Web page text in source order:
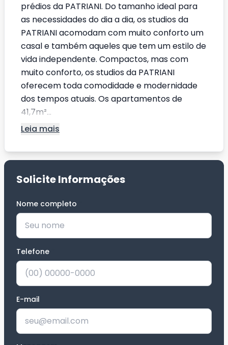
prédios da PATRIANI. Do tamanho ideal para
as necessidades do dia a dia, os studios da
PATRIANI acomodam com muito conforto um
casal e também aqueles que tem um estilo de
vida independente. Compactos, mas com
muito conforto, os studios da PATRIANI
oferecem toda comodidade e modernidade
dos tempos atuais. Os apartamentos de
41,7m²...
Leia mais
Solicite Informações
Nome completo
Telefone
E-mail